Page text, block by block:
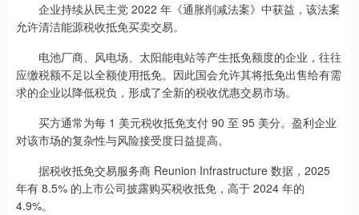
企业持续从民主党 2022 年《通胀削减法案》中获益，该法案
允许清洁能源税收抵免买卖交易。
电池厂商、风电场、太阳能电站等产生抵免额度的企业，往往
应缴税额不足以全额使用抵免。因此国会允许其将抵免出售给有需
求的企业以降低税负，形成了全新的税收优惠交易市场。
买方通常为每 1 美元税收抵免支付 90 至 95 美分。盈利企业
对该市场的复杂性与风险接受度日益提高。
据税收抵免交易服务商 Reunion Infrastructure 数据，2025
年有 8.5% 的上市公司披露购买税收抵免，高于 2024 年的
4.9%。